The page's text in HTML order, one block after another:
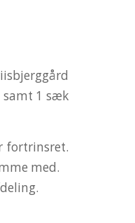
samt 1 sæk
fortrinsret.
med.